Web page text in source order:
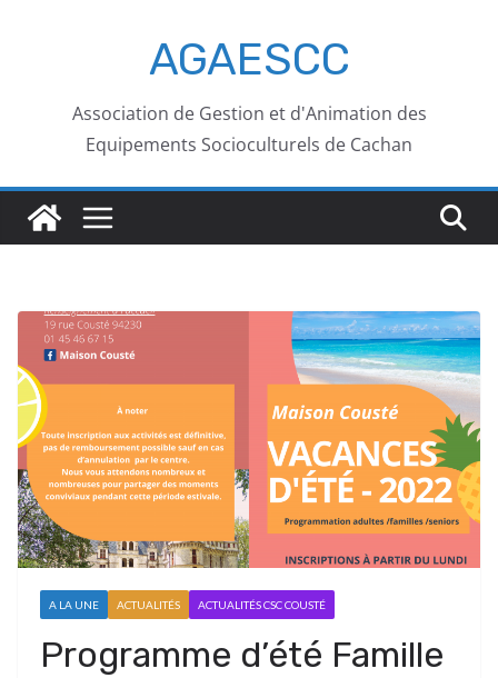
AGAESCC
Association de Gestion et d'Animation des
Equipements Socioculturels de Cachan
A LA UNE ACTUALITÉS ACTUALITÉS CSC COUSTÉ
Programme d’été Famille